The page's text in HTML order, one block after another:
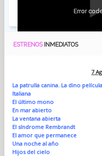
Error
ESTRENOS INMEDIATOS
7
La patrulla canina. La dino película
Italiana
El último mono
En mar abierto
La ventana abierta
El síndrome Rembrandt
El amor que permanece
Una noche al año
Hijos del cielo